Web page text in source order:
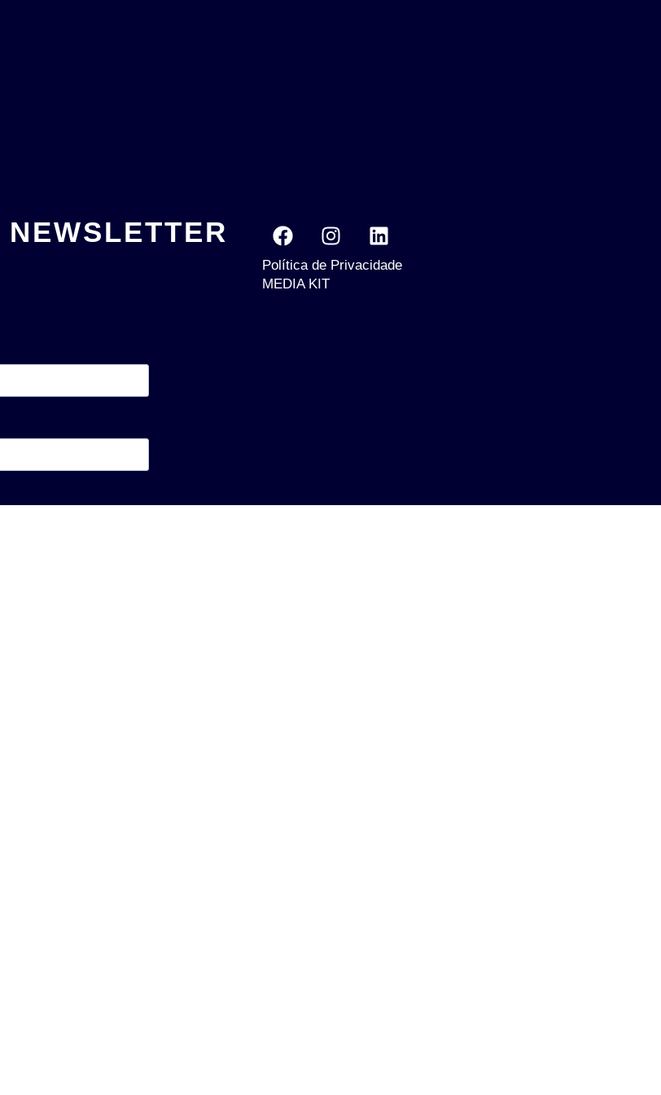
Política de Privacidade
MEDIA KIT